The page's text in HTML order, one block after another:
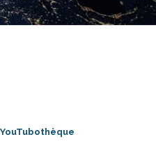
YouTubothèque